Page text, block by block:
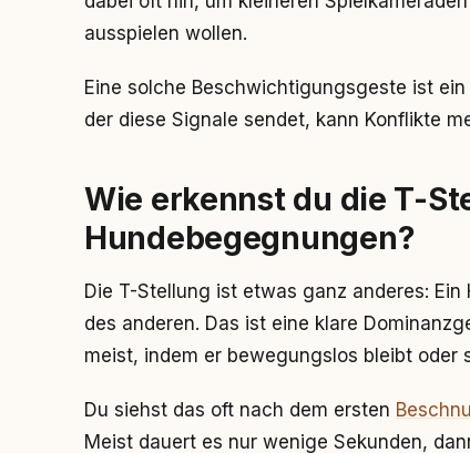
ausspielen wollen.
Eine solche Beschwichtigungsgeste ist
der diese Signale sendet, kann Konflikte
Wie erkennst du die T-
Hundebegegnungen?
Die T-Stellung ist etwas ganz anderes:
des anderen. Das ist eine klare
meist, indem er bewegungslos bleibt oder
Du siehst das oft nach dem ersten
Meist dauert es nur wenige Sekunden,